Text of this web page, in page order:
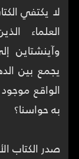
لا يكتفي
العلماء
وآينشتاين
يجمع بين
الواقع
صدر الكتاب